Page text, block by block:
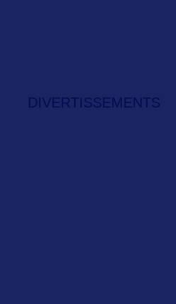
DIVERTISSEMENTS